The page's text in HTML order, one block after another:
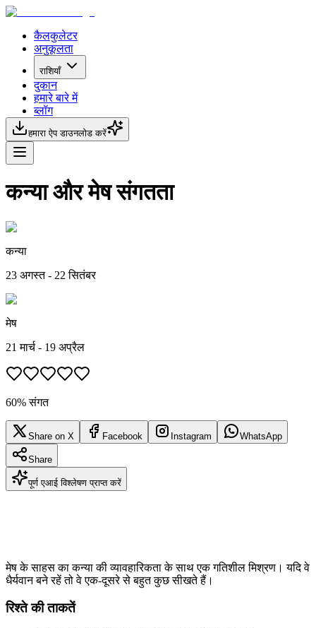
कैलकुलेटर
अनुकूलता
राशियाँ
दुकान
हमारे बारे में
ब्लॉग
हमारा ऐप डाउनलोड करें
कन्या और मेष संगतता
कन्या
23 अगस्त - 22 सितंबर
मेष
21 मार्च - 19 अप्रैल
60% संगत
Share on X Facebook Instagram WhatsApp
Share
पूर्ण एआई विश्लेषण प्राप्त करें
मेष के साहस का कन्या की व्यावहारिकता के साथ एक गतिशील मिश्रण। यदि वे
धैर्यवान बने रहें तो वे एक-दूसरे से बहुत कुछ सीखते हैं।
रिश्ते की ताकतें